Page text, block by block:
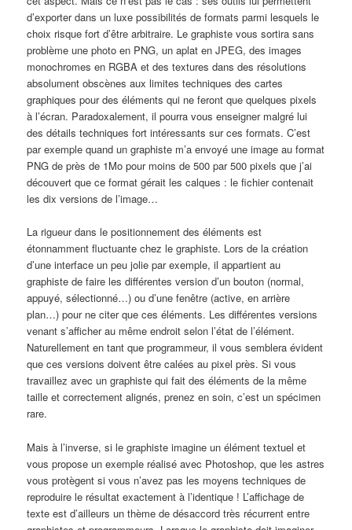
d’exporter dans un luxe possibilités de formats parmi lesquels le
choix risque fort d’être arbitraire. Le graphiste vous sortira sans
problème une photo en PNG, un aplat en JPEG, des images
monochromes en RGBA et des textures dans des résolutions
absolument obscènes aux limites techniques des cartes
graphiques pour des éléments qui ne feront que quelques pixels
à l’écran. Paradoxalement, il pourra vous enseigner malgré lui
des détails techniques fort intéressants sur ces formats. C’est
par exemple quand un graphiste m’a envoyé une image au format
PNG de près de 1Mo pour moins de 500 par 500 pixels que j’ai
découvert que ce format gérait les calques : le fichier contenait
les dix versions de l’image…
La rigueur dans le positionnement des éléments est
étonnamment fluctuante chez le graphiste. Lors de la création
d’une interface un peu jolie par exemple, il appartient au
graphiste de faire les différentes version d’un bouton (normal,
appuyé, sélectionné…) ou d’une fenêtre (active, en arrière
plan…) pour ne citer que ces éléments. Les différentes versions
venant s’afficher au même endroit selon l’état de l’élément.
Naturellement en tant que programmeur, il vous semblera évident
que ces versions doivent être calées au pixel près. Si vous
travaillez avec un graphiste qui fait des éléments de la même
taille et correctement alignés, prenez en soin, c’est un spécimen
rare.
Mais à l’inverse, si le graphiste imagine un élément textuel et
vous propose un exemple réalisé avec Photoshop, que les astres
vous protègent si vous n’avez pas les moyens techniques de
reproduire le résultat exactement à l’identique ! L’affichage de
texte est d’ailleurs un thème de désaccord très récurrent entre